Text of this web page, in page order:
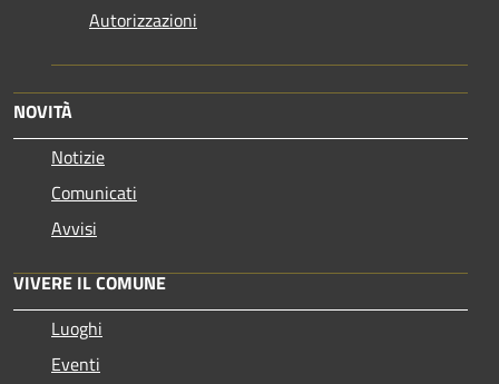
Autorizzazioni
NOVITÀ
Notizie
Comunicati
Avvisi
VIVERE IL COMUNE
Luoghi
Eventi